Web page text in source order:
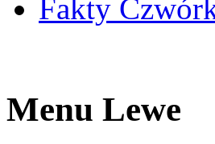
Fakty
Menu Lewe